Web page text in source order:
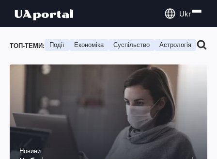
Ukr
ТОП-ТЕМИ: Події Економіка Суспільство Астрологія
Новини